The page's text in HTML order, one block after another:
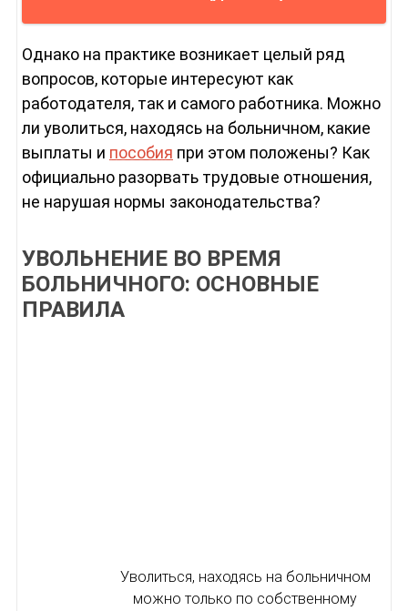
Однако на практике возникает целый ряд
вопросов, которые интересуют как
работодателя, так и самого работника. Можно
ли уволиться, находясь на больничном, какие
выплаты и пособия при этом положены? Как
официально разорвать трудовые отношения,
не нарушая нормы законодательства?
УВОЛЬНЕНИЕ ВО ВРЕМЯ
БОЛЬНИЧНОГО: ОСНОВНЫЕ
ПРАВИЛА
Уволиться, находясь на больничном
можно только по собственному